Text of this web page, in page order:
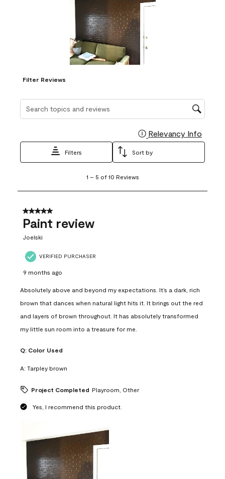
Filter Reviews
Relevancy Info
Filters Sort by
5
10
Reviews
1 – 5 of 10 Reviews
5 out of 5 stars.
Paint review
Joelski
VERIFIED PURCHASER
9 months ago
Absolutely above and beyond my expectations. It’s a dark, rich
brown that dances when natural light hits it. It brings out the red
and layers of brown throughout. It has absolutely transformed
my little sun room into a treasure for me.
Q: Color Used
A: Tarpley brown
Project Completed Playroom, Other
Yes, I recommend this product.